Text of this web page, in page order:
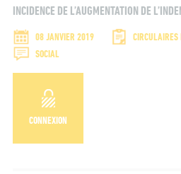
INCIDENCE DE L’AUGMENTATION DE
08 JANVIER 2019
CIRCULAIRES
SOCIAL
CONNEXION